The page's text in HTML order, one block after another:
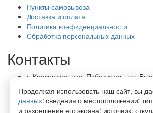
Пункты самовывоза
Доставка и оплата
Политика конфиденциальности
Обработка персональных данных
Контакты
г. Краснодар, пос. Победитель, ул.
Пн-Пт 9.00 — 18.00
office@lirapack.com
Продолжая использовать наш сайт, вы
данных: сведения о местоположении;
и разрешение его экрана; источник,